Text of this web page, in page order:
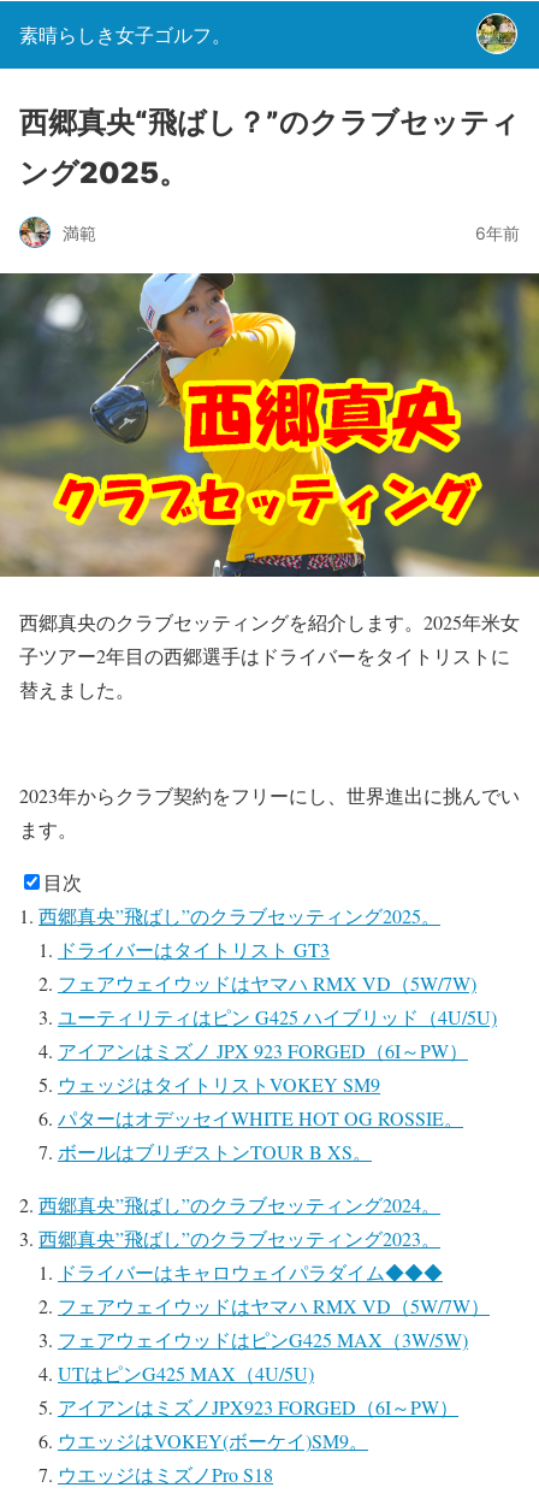
素晴らしき女子ゴルフ。
西郷真央“飛ばし？”のクラブセッティ
ング2025。
満範 6年前
西郷真央のクラブセッティングを紹介します。2025年米女
子ツアー2年目の西郷選手はドライバーをタイトリストに
替えました。
2023年からクラブ契約をフリーにし、世界進出に挑んでい
ます。
目次
西郷真央”飛ばし”のクラブセッティング2025。
ドライバーはタイトリスト GT3
フェアウェイウッドはヤマハ RMX VD（5W/7W)
ユーティリティはピン G425 ハイブリッド（4U/5U)
アイアンはミズノ JPX 923 FORGED（6I～PW）
ウェッジはタイトリストVOKEY SM9
パターはオデッセイWHITE HOT OG ROSSIE。
ボールはブリヂストンTOUR B XS。
西郷真央”飛ばし”のクラブセッティング2024。
西郷真央”飛ばし”のクラブセッティング2023。
ドライバーはキャロウェイパラダイム◆◆◆
フェアウェイウッドはヤマハ RMX VD（5W/7W）
フェアウェイウッドはピンG425 MAX（3W/5W)
UTはピンG425 MAX（4U/5U)
アイアンはミズノJPX923 FORGED（6I～PW）
ウエッジはVOKEY(ボーケイ)SM9。
ウエッジはミズノPro S18